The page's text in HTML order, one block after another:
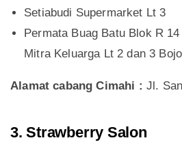
Setiabudi Supermarket Lt 3
Permata Buag Batu Blok R
Mitra Keluarga Lt 2 dan 3
Alamat cabang Cimahi : Jl.
3. Strawberry Salon